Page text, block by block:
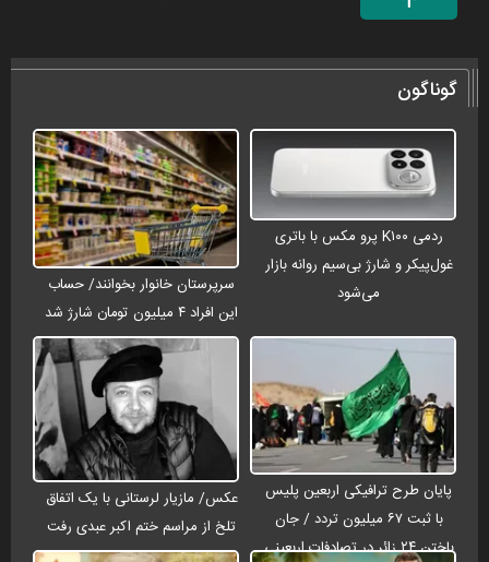
گوناگون
ردمی K۱۰۰ پرو مکس با باتری
غول‌پیکر و شارژ بی‌سیم روانه بازار
می‌شود
سرپرستان خانوار بخوانند/ حساب
این افراد ۴ میلیون تومان شارژ شد
پایان طرح ترافیکی اربعین پلیس
با ثبت ۶۷ میلیون تردد / جان
باختن ۲۴ زائر در تصادفات اربعینی
عکس/ مازیار لرستانی با یک اتفاق
تلخ از مراسم ختم اکبر عبدی رفت